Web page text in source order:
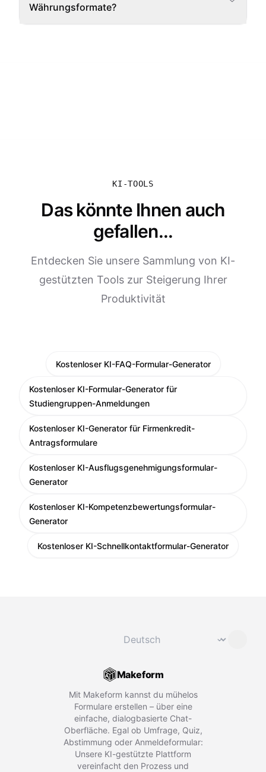
Währungsformate?
KI-TOOLS
Das könnte Ihnen auch
gefallen...
Entdecken Sie unsere Sammlung von KI-
gestützten Tools zur Steigerung Ihrer
Produktivität
Kostenloser KI-FAQ-Formular-Generator
Kostenloser KI-Formular-Generator für
Studiengruppen-Anmeldungen
Kostenloser KI-Generator für Firmenkredit-
Antragsformulare
Kostenloser KI-Ausflugsgenehmigungsformular-
Generator
Kostenloser KI-Kompetenzbewertungsformular-
Generator
Kostenloser KI-Schnellkontaktformular-Generator
⌄
Makeform
Mit Makeform kannst du mühelos
Formulare erstellen – über eine
einfache, dialogbasierte Chat-
Oberfläche. Egal ob Umfrage, Quiz,
Abstimmung oder Anmeldeformular:
Unsere KI-gestützte Plattform
vereinfacht den Prozess und